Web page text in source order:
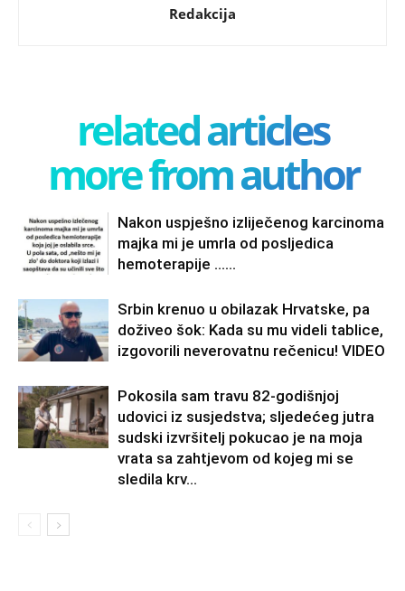
Redakcija
related articles
more from author
Nakon uspješno izliječenog karcinoma
majka mi je umrla od posljedica
hemoterapije ……
Srbin krenuo u obilazak Hrvatske, pa
doživeo šok: Kada su mu videli tablice,
izgovorili neverovatnu rečenicu! VIDEO
Pokosila sam travu 82-godišnjoj
udovici iz susjedstva; sljedećeg jutra
sudski izvršitelj pokucao je na moja
vrata sa zahtjevom od kojeg mi se
sledila krv...